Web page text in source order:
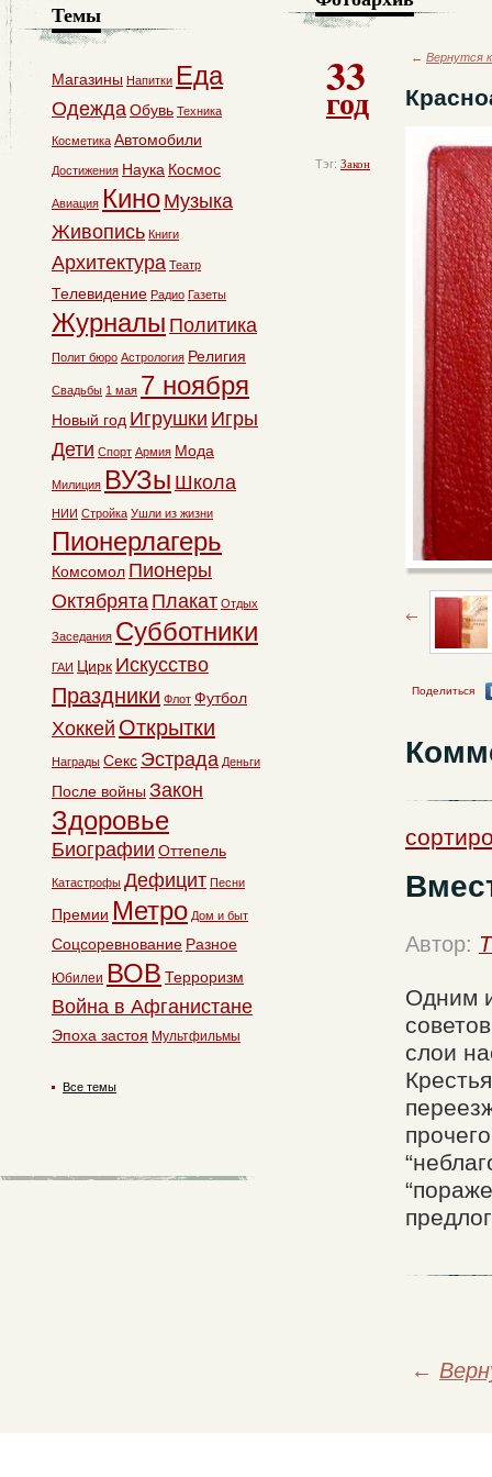
33
год
Тэг: Закон
← Вернутся
Поделиться
Автор:
Одним
слои
←
Темы
Магазины Напитки Еда
ОдеждаОбувь Техника
Косметика Автомобили
Достижения Наука Космос
Авиация Кино Музыка
Живопись Книги
Архитектура Театр
Телевидение Радио Газеты
Журналы Политика
Полит бюро Астрология Религия
Свадьбы 1 мая 7 ноября
Новый год Игрушки Игры
Дети Спорт Армия Мода
Милиция ВУЗы Школа
НИИ Стройка Ушли из жизни
Пионерлагерь
Комсомол Пионеры
Октябрята Плакат Отдых
Заседания Субботники
ГАИ Цирк Искусство
Праздники Флот Футбол
Хоккей Открытки
Награды Секс Эстрада Деньги
После войны Закон
Здоровье
Биографии Оттепель
Катастрофы Дефицит Песни
Премии Метро Дом и быт
Соцсоревнование Разное
Юбилеи ВОВ Терроризм
Война в Афганистане
Эпоха застоя Мультфильмы
Все темы